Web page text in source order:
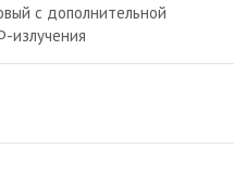
с дополнительной
излучения